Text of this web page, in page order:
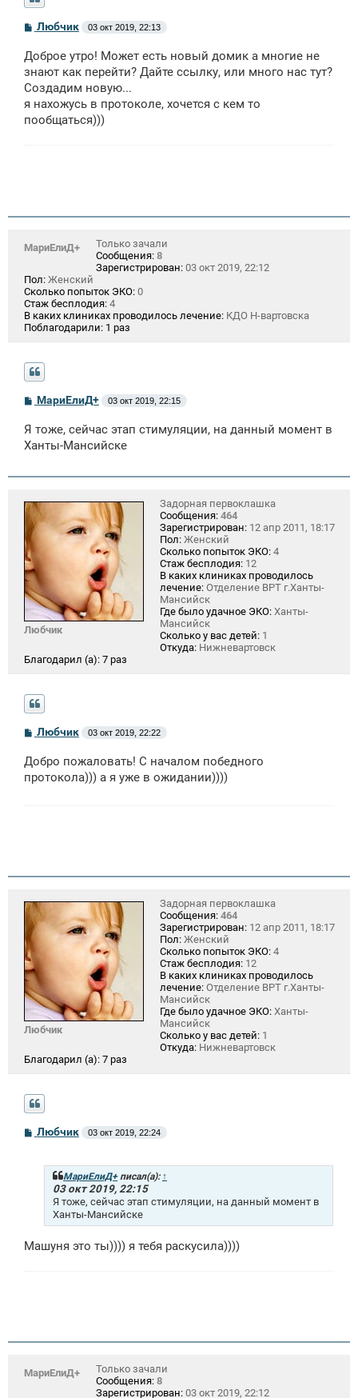
С
о
б
щ
н
и
Любчик 03 окт 2019, 22:13
Доброе утро! Может есть новый домик а многие не
знают как перейти? Дайте ссылку, или много нас тут?
Создадим новую...
я нахожусь в протоколе, хочется с кем то
пообщаться)))
МариЕлиД+
Только зачали
Сообщения: 8
Зарегистрирован: 03 окт 2019, 22:12
Пол: Женский
Сколько попыток ЭКО: 0
Стаж бесплодия: 4
В каких клиниках проводилось лечение: КДО Н-вартовска
Поблагодарили: 1 раз
С
о
б
щ
и
МариЕлиД+ 03 окт 2019, 22:15
Я тоже, сейчас этап стимуляции, на данный момент в
Ханты-Мансийске
Любчик
Задорная первоклашка
Сообщения: 464
Зарегистрирован: 12 апр 2011, 18:17
Пол: Женский
Сколько попыток ЭКО: 4
Стаж бесплодия: 12
В каких клиниках проводилось
лечение: Отделение ВРТ г.Ханты-
Мансийск
Где было удачное ЭКО: Ханты-
Мансийск
Сколько у вас детей: 1
Откуда: Нижневартовск
Благодарил (а): 7 раз
С
о
б
щ
е
Любчик 03 окт 2019, 22:22
Добро пожаловать! С началом победного
протокола))) а я уже в ожидании))))
Любчик
Задорная первоклашка
Сообщения: 464
Зарегистрирован: 12 апр 2011, 18:17
Пол: Женский
Сколько попыток ЭКО: 4
Стаж бесплодия: 12
В каких клиниках проводилось
лечение: Отделение ВРТ г.Ханты-
Мансийск
Где было удачное ЭКО: Ханты-
Мансийск
Сколько у вас детей: 1
Откуда: Нижневартовск
Благодарил (а): 7 раз
С
Любчик 03 окт 2019, 22:24
МариЕлиД+писал(а): ↑
03 окт 2019, 22:15
Я тоже, сейчас этап стимуляции, на данный момент в
Ханты-Мансийске
Машуня это ты)))) я тебя раскусила))))
МариЕлиД+
Только зачали
Сообщения: 8
Зарегистрирован: 03 окт 2019, 22:12